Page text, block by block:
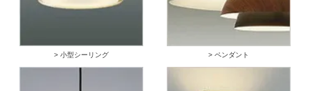
> 小型シーリング > ペンダント